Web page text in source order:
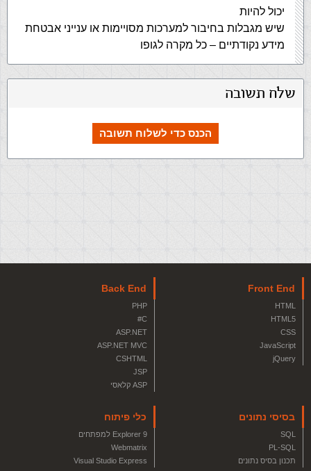
יכול להיות
שיש מגבלות בחיבור למערכות מסויימות או ענייני אבטחת
מידע נקודתיים – כל מקרה לגופו
שלח תשובה
הכנס כדי לשלוח תשובה
Front End
HTML
HTML5
CSS
JavaScript
jQuery
Back End
PHP
C#
ASP.NET
ASP.NET MVC
CSHTML
JSP
ASP קלאסי
בסיסי נתונים
SQL
PL-SQL
תכנון בסיס נתונים
כלי פיתוח
Explorer 9 למפתחים
Webmatrix
Visual Studio Express